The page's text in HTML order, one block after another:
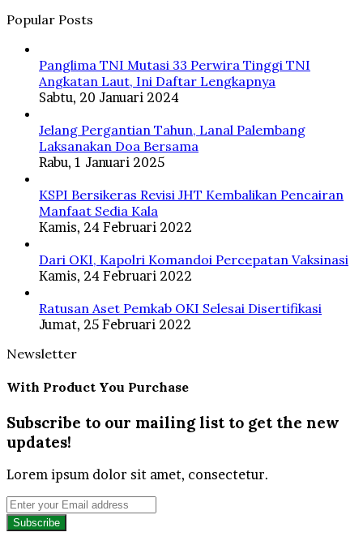
Popular Posts
Panglima TNI Mutasi 33 Perwira Tinggi TNI
Angkatan Laut, Ini Daftar Lengkapnya
Sabtu, 20 Januari 2024
Jelang Pergantian Tahun, Lanal Palembang
Laksanakan Doa Bersama
Rabu, 1 Januari 2025
KSPI Bersikeras Revisi JHT Kembalikan Pencairan
Manfaat Sedia Kala
Kamis, 24 Februari 2022
Dari OKI, Kapolri Komandoi Percepatan Vaksinasi
Kamis, 24 Februari 2022
Ratusan Aset Pemkab OKI Selesai Disertifikasi
Jumat, 25 Februari 2022
Newsletter
With Product You Purchase
Subscribe to our mailing list to get the new
updates!
Lorem ipsum dolor sit amet, consectetur.
Enter
your
Email